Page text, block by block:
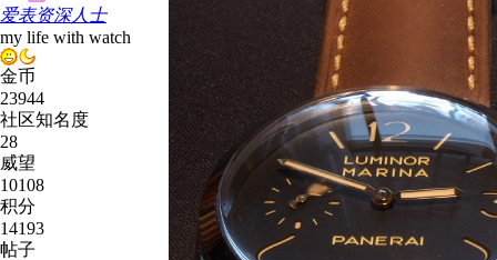
爱表资深人士
my life with watch
金币
23944
社区知名度
28
威望
10108
积分
14193
帖子